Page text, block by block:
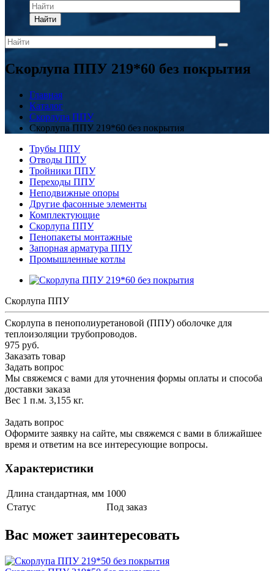
Найти
Скорлупа ППУ 219*60 без покрытия
Главная
Каталог
Скорлупа ППУ
Скорлупа ППУ 219*60 без покрытия
Трубы ППУ
Отводы ППУ
Тройники ППУ
Переходы ППУ
Неподвижные опоры
Другие фасонные элементы
Комплектующие
Скорлупа ППУ
Пенопакеты монтажные
Запорная арматура ППУ
Промышленные котлы
Скорлупа ППУ
Скорлупа в пенополиуретановой (ППУ) оболочке для
теплоизоляции трубопроводов.
975 руб.
Заказать товар
Задать вопрос
Мы свяжемся с вами для уточнения формы оплаты и способа
доставки заказа
Вес 1 п.м. 3,155 кг.
Задать вопрос
Оформите заявку на сайте, мы свяжемся с вами в ближайшее
время и ответим на все интересующие вопросы.
Характеристики
Длина стандартная, мм 1000
Статус
Под заказ
Вас может заинтересовать